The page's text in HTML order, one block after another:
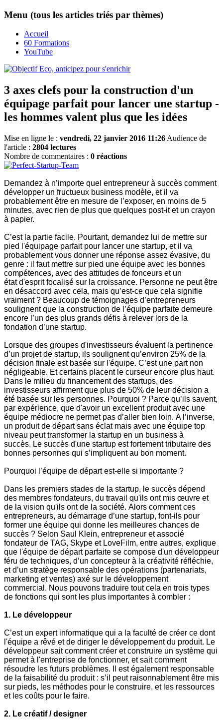
Menu (tous les articles triés par thèmes)
Accueil
60 Formations
YouTube
3 axes clefs pour la construction d'un
équipage parfait pour lancer une startup -
les hommes valent plus que les idées
Mise en ligne le : vendredi, 22 janvier 2016 11:26 Audience de
l'article : 2804 lectures
Nombre de commentaires : 0 réactions
Demandez à n’importe quel entrepreneur à succès comment
développer un fructueux business modèle, et il va
probablement être en mesure de l’exposer, en moins de 5
minutes, avec rien de plus que quelques post-it et un crayon
à papier.
C’est la partie facile. Pourtant, demandez lui de mettre sur
pied l'équipage parfait pour lancer une startup, et il va
probablement vous donner une réponse assez évasive, du
genre : il faut mettre sur pied une équipe avec les bonnes
compétences, avec des attitudes de fonceurs et un
état d'esprit focalisé sur la croissance. Personne ne peut être
en désaccord avec cela, mais qu’est-ce que cela signifie
vraiment ? Beaucoup de témoignages d’entrepreneurs
soulignent que la construction de l’équipe parfaite demeure
encore l’un des plus grands défis à relever lors de la
fondation d’une startup.
Lorsque des groupes d'investisseurs évaluent la pertinence
d’un projet de startup, ils soulignent qu’environ 25% de la
décision finale est basée sur l'équipe. C’est une part non
négligeable. Et certains placent le curseur encore plus haut.
Dans le milieu du financement des startups, des
investisseurs affirment que plus de 50% de leur décision a
été basée sur les personnes. Pourquoi ? Parce qu’ils savent,
par expérience, que d'avoir un excellent produit avec une
équipe médiocre ne permet pas d’aller bien loin. A l’inverse,
un produit de départ sans éclat mais avec une équipe top
niveau peut transformer la startup en un business à
succès. Le succès d'une startup est fortement tributaire des
bonnes personnes qui s’impliquent au bon moment.
Pourquoi l’équipe de départ est-elle si importante ?
Dans les premiers stades de la startup, le succès dépend
des membres fondateurs, du travail qu'ils ont mis œuvre et
de la vision qu'ils ont de la société. Alors comment ces
entrepreneurs, au démarrage d’une startup, font-ils pour
former une équipe qui donne les meilleures chances de
succès ? Selon Saul Klein, entrepreneur et associé
fondateur de TAG, Skype et LoveFilm, entre autres, explique
que l'équipe de départ parfaite se compose d'un développeur
féru de techniques, d’un concepteur à la créativité réfléchie,
et d’un stratège responsable des opérations (partenariats,
marketing et ventes) axé sur le développement
commercial. Nous pouvons traduire tout cela en trois types
de fonctions qui sont les plus importantes à combler :
1. Le développeur
C’est un expert informatique qui a la faculté de créer ce dont
l'équipe a rêvé et de diriger le développement du produit. Le
développeur sait comment créer et construire un système qui
permet à l'entreprise de fonctionner, et sait comment
résoudre les futurs problèmes. Il est également responsable
de la faisabilité du produit : s’il peut raisonnablement être mis
sur pieds, les méthodes pour le construire, et les ressources
et les coûts pour le faire.
2. Le créatif / designer